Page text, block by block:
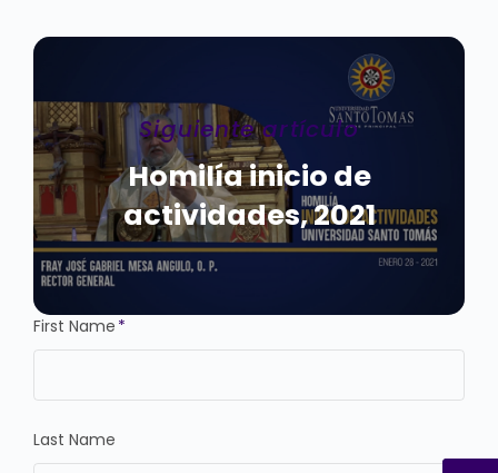
Siguiente artículo
Homilía inicio de
actividades, 2021
First Name *
Last Name